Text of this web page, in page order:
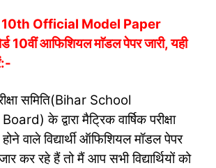
Official Model Paper
10वीं आफिशियल माॅडल पेपर जारी, यही
समिति(Bihar School
के द्वारा मैट्रिक वार्षिक परीक्षा
वाले विद्यार्थी ऑफिशियल मॉडल पेपर
कर रहे हैं तो मैं आप सभी विद्यार्थियों को